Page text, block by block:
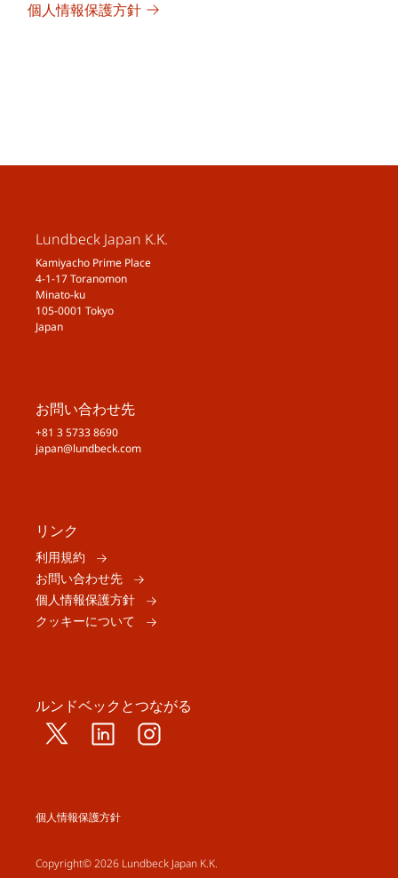
個人情報保護方針
Lundbeck Japan K.K.
Kamiyacho Prime Place
4-1-17 Toranomon
Minato-ku
105-0001 Tokyo
Japan
お問い合わせ先
+81 3 5733 8690
japan@lundbeck.com
リンク
利用規約
お問い合わせ先
個人情報保護方針
クッキーについて
ルンドベックとつながる
個人情報保護方針
Copyright© 2026 Lundbeck Japan K.K.